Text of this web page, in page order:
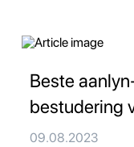
Beste
bestudering
09.08.2023